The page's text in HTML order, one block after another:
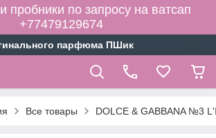
пробники по запросу на ватсап
+77479129674
парфюма ПШик
Все товары DOLCE & GABBANA №3